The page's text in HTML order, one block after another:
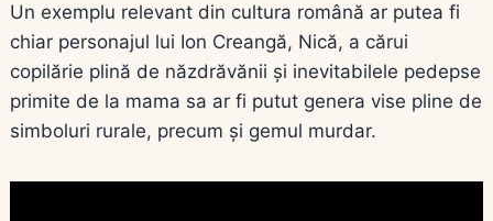
Un exemplu relevant din cultura română ar putea fi
chiar personajul lui Ion Creangă, Nică, a cărui
copilărie plină de năzdrăvănii și inevitabilele pedepse
primite de la mama sa ar fi putut genera vise pline de
simboluri rurale, precum și gemul murdar.